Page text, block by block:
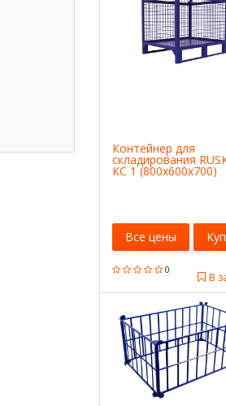
Контейнер для
складирования
КС 1 (800х600х700)
0
В
Все цены